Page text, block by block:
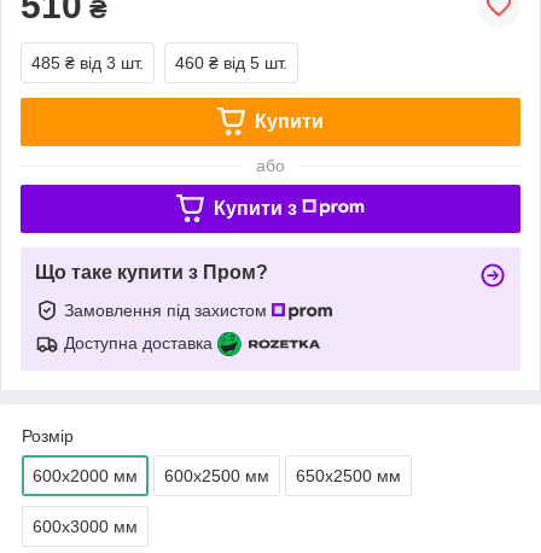
₴
485 ₴ від 3 шт. 460 ₴ від 5 шт.
Купити
або
Купити з
Що таке купити з Пром?
Замовлення під захистом
Доступна доставка
Розмір
600х2000 мм 600х2500 мм 650х2500 мм
600х3000 мм